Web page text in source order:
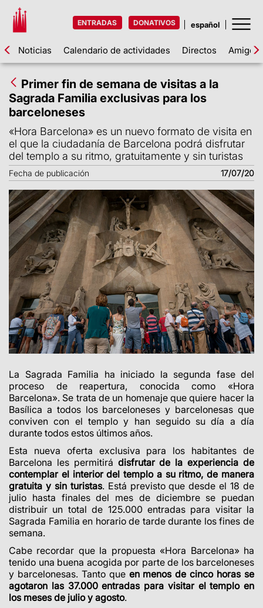
ENTRADAS DONATIVOS
Noticias Calendario de actividades Directos Amigos
Primer fin de semana de visitas a la
Sagrada Familia exclusivas para los
barceloneses
«Hora Barcelona» es un nuevo formato de visita en
el que la ciudadanía de Barcelona podrá disfrutar
del templo a su ritmo, gratuitamente y sin turistas
Fecha de publicación 17/07/20
La Sagrada Familia ha iniciado la segunda fase del
proceso de reapertura, conocida como «Hora
Barcelona». Se trata de un homenaje que quiere hacer la
Basílica a todos los barceloneses y barcelonesas que
conviven con el templo y han seguido su día a día
durante todos estos últimos años.
Esta nueva oferta exclusiva para los habitantes de
Barcelona les permitirá disfrutar de la experiencia de
contemplar el interior del templo a su ritmo, de manera
gratuita y sin turistas. Está previsto que desde el 18 de
julio hasta finales del mes de diciembre se puedan
distribuir un total de 125.000 entradas para visitar la
Sagrada Familia en horario de tarde durante los fines de
semana.
Cabe recordar que la propuesta «Hora Barcelona» ha
tenido una buena acogida por parte de los barceloneses
y barcelonesas. Tanto que en menos de cinco horas se
agotaron las 37.000 entradas para visitar el templo en
los meses de julio y agosto.